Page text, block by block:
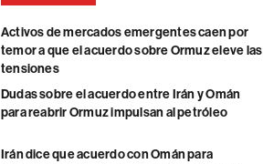
Activos de mercados emergentes caen por
temor a que el acuerdo sobre Ormuz eleve las
tensiones
Dudas sobre el acuerdo entre Irán y Omán
para reabrir Ormuz impulsan al petróleo
Irán dice que acuerdo con Omán para